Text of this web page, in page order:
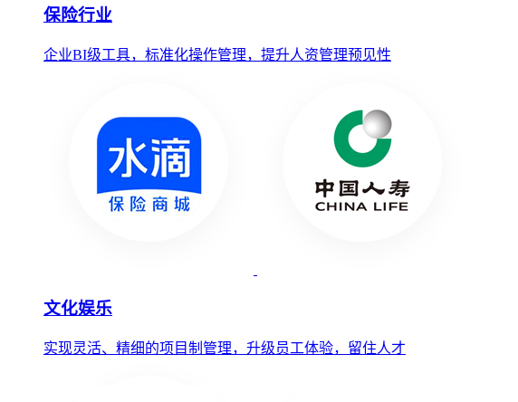
保险行业
企业BI级工具，标准化操作管理，提升人资管理预见性
文化娱乐
实现灵活、精细的项目制管理，升级员工体验，留住人才